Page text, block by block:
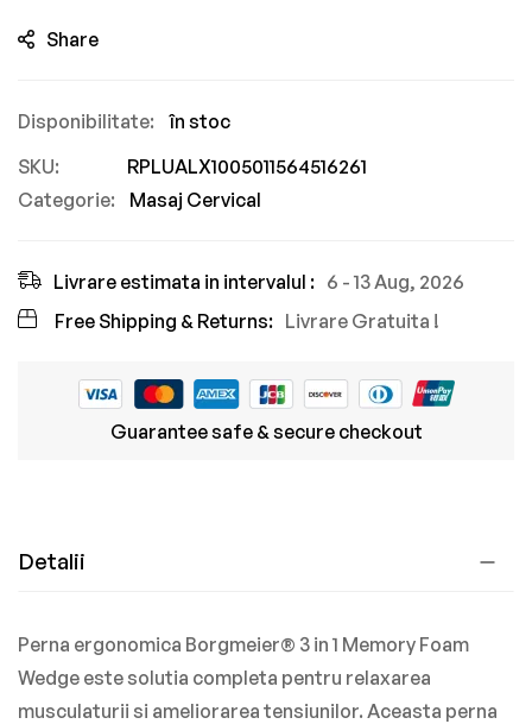
Share
în stoc
SKU
RPLUALX1005011564516261
Categorie:
Masaj Cervical
Livrare estimata in intervalul : 6 - 13 Aug, 2026
Free Shipping & Returns: Livrare Gratuita !
Guarantee safe & secure checkout
Detalii
Perna ergonomica Borgmeier® 3 in 1 Memory Foam
Wedge este solutia completa pentru relaxarea
musculaturii si ameliorarea tensiunilor. Aceasta perna